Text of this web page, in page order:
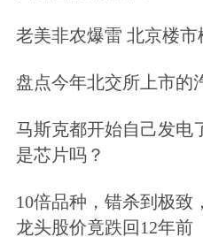
老美非农爆雷 北京楼市
盘点今年北交所上市的
马斯克都开始自己发电
是芯片吗？
10倍品种，错杀到极致
龙头股价竟跌回12年前